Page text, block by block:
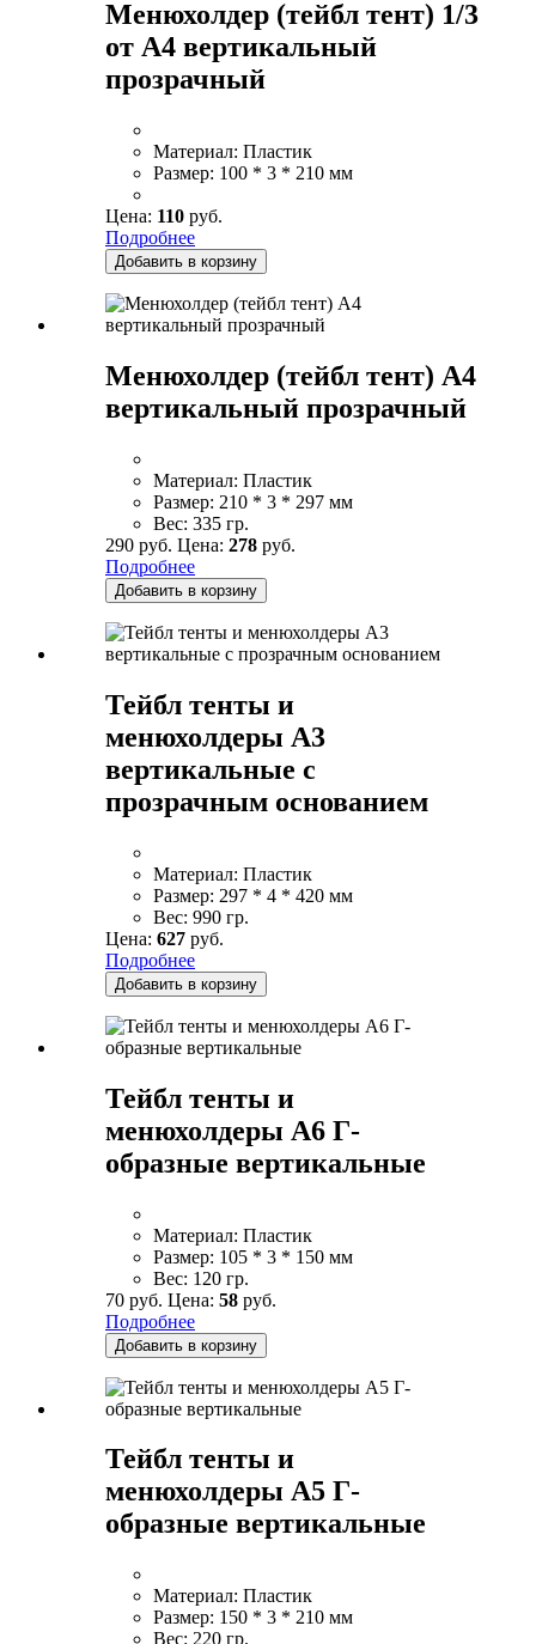
Менюхолдер (тейбл тент) 1/3
от А4 вертикальный
прозрачный
Материал: Пластик
Размер: 100 * 3 * 210 мм
Цена: 110 руб.
Подробнее
Добавить в корзину
Менюхолдер (тейбл тент) А4
вертикальный прозрачный
Материал: Пластик
Размер: 210 * 3 * 297 мм
Вес: 335 гр.
290 руб. Цена: 278 руб.
Подробнее
Добавить в корзину
Тейбл тенты и
менюхолдеры А3
вертикальные с
прозрачным основанием
Материал: Пластик
Размер: 297 * 4 * 420 мм
Вес: 990 гр.
Цена: 627 руб.
Подробнее
Добавить в корзину
Тейбл тенты и
менюхолдеры А6 Г-
образные вертикальные
Материал: Пластик
Размер: 105 * 3 * 150 мм
Вес: 120 гр.
70 руб. Цена: 58 руб.
Подробнее
Добавить в корзину
Тейбл тенты и
менюхолдеры А5 Г-
образные вертикальные
Материал: Пластик
Размер: 150 * 3 * 210 мм
Вес: 220 гр.